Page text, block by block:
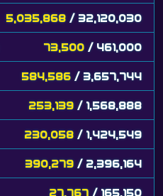
5,035,868 / 32,120,030
73,500 / 461,000
584,586 / 3,657,744
253,139 / 1,568,888
230,058 / 1,424,549
390,279 / 2,396,164
27,767 / 165,150